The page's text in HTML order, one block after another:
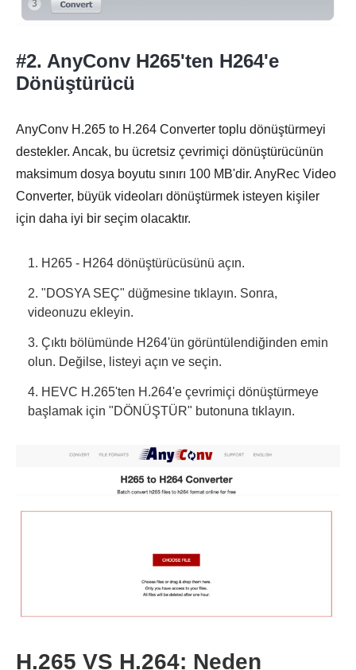
#2. AnyConv H265'ten H264'e
Dönüştürücü
AnyConv H.265 to H.264 Converter toplu dönüştürmeyi
destekler. Ancak, bu ücretsiz çevrimiçi dönüştürücünün
maksimum dosya boyutu sınırı 100 MB'dir. AnyRec Video
Converter, büyük videoları dönüştürmek isteyen kişiler
için daha iyi bir seçim olacaktır.
1. H265 - H264 dönüştürücüsünü açın.
2. "DOSYA SEÇ" düğmesine tıklayın. Sonra,
videonuzu ekleyin.
3. Çıktı bölümünde H264'ün görüntülendiğinden emin
olun. Değilse, listeyi açın ve seçin.
4. HEVC H.265'ten H.264'e çevrimiçi dönüştürmeye
başlamak için "DÖNÜŞTÜR" butonuna tıklayın.
H.265 VS H.264: Neden